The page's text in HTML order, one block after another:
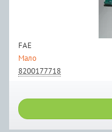
FAE
Мало
8200177718